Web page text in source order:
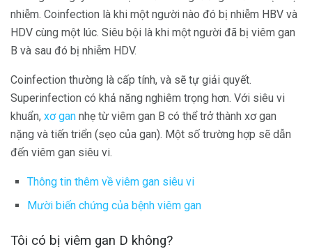
nhiễm. Coinfection là khi một người nào đó bị nhiễm HBV và
HDV cùng một lúc. Siêu bội là khi một người đã bị viêm gan
B và sau đó bị nhiễm HDV.
Coinfection thường là cấp tính, và sẽ tự giải quyết.
Superinfection có khả năng nghiêm trọng hơn. Với siêu vi
khuẩn, xơ gan nhẹ từ viêm gan B có thể trở thành xơ gan
nặng và tiến triển (sẹo của gan). Một số trường hợp sẽ dẫn
đến viêm gan siêu vi.
Thông tin thêm về viêm gan siêu vi
Mười biến chứng của bệnh viêm gan
Tôi có bị viêm gan D không?